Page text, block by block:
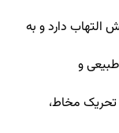
التهاب دارد و به
و
تحریک مخاط،